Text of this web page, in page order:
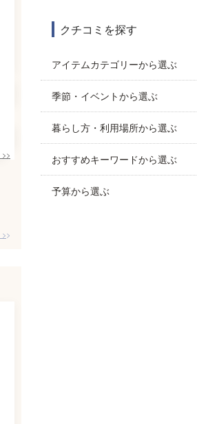
>>
>
クチコミを探す
アイテムカテゴリーから選ぶ
季節・イベントから選ぶ
暮らし方・利用場所から選ぶ
おすすめキーワードから選ぶ
予算から選ぶ